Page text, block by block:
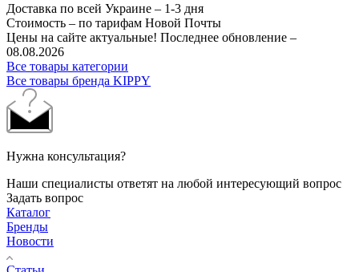
Доставка по всей Украине – 1-3 дня
Стоимость – по тарифам Новой Почты
Цены на сайте актуальные! Последнее обновление –
08.08.2026
Все товары категории
Все товары бренда KIPPY
Нужна консультация?
Наши специалисты ответят на любой интересующий вопрос
Задать вопрос
Каталог
Бренды
Новости